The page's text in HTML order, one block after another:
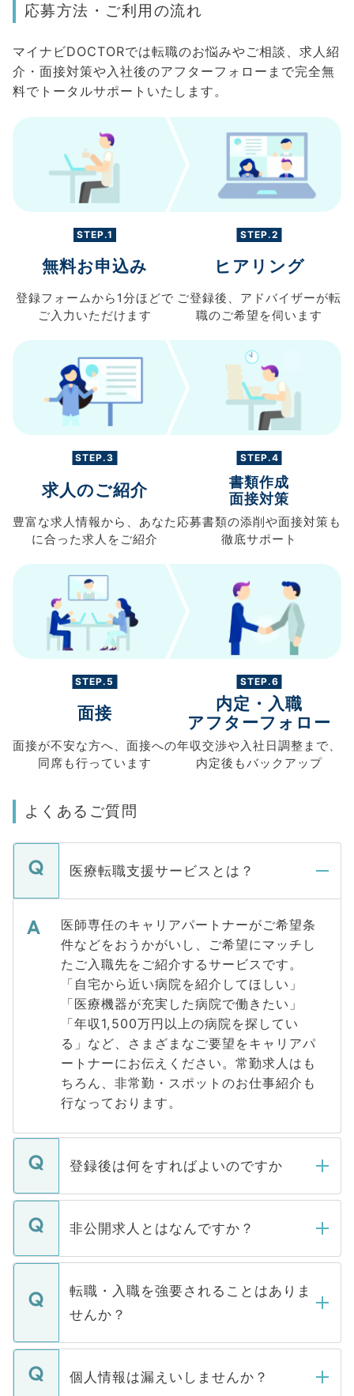
応募方法・ご利用の流れ
マイナビDOCTORでは転職のお悩みやご相談、求人紹
介・面接対策や入社後のアフターフォローまで完全無
料でトータルサポートいたします。
STEP.1
無料お申込み
登録フォームから 1分ほどで
ご入力 いただけます
STEP.2
ヒアリング
ご登録後、 アドバイザーが転
職のご希望を伺います
STEP.3
求人のご紹介
豊富な求人情報から、 あなた
に合った求人を ご紹介
STEP.4
書類作成
面接対策
応募書類の添削や面接対策も
徹底サポート
STEP.5
面接
面接が不安な方へ、 面接への
同席も行っています
STEP.6
内定・入職
アフターフォロー
年収交渉や 入社日調整まで、
内定後もバックアップ
よくあるご質問
医療転職支援サービスとは？
医師専任のキャリアパートナーがご希望条
件などをおうかがいし、ご希望にマッチし
たご入職先をご紹介するサービスです。
「自宅から近い病院を紹介してほしい」
「医療機器が充実した病院で働きたい」
「年収1,500万円以上の病院を探してい
る」など、さまざまなご要望をキャリアパ
ートナーにお伝えください。常勤求人はも
ちろん、非常勤・スポットのお仕事紹介も
行なっております。
登録後は何をすればよいのですか
ご登録いただきましたら、弊社担当者がご
登録内容を確認し、その後メールもしくは
ます。通常、5営業日以内にはご連絡をせて
いただきますので、しばらくお待ちくださ
い。
非公開求人とはなんですか？
マイナビDOCTORで取り扱っている求人の
うち約3割は、Webサイトからご覧いただ
けない「非公開求人」です。非公開求人は
下記の理由によって、一般には公開してい
ません。
■応募殺到を避けるため 人気のある医療機
転職・入職を強要されることはありま
せんか？
転職・入職を強要することは一切ありませ
ん。また、仮に応募先から内定をいただい
個人情報は漏えいしませんか？